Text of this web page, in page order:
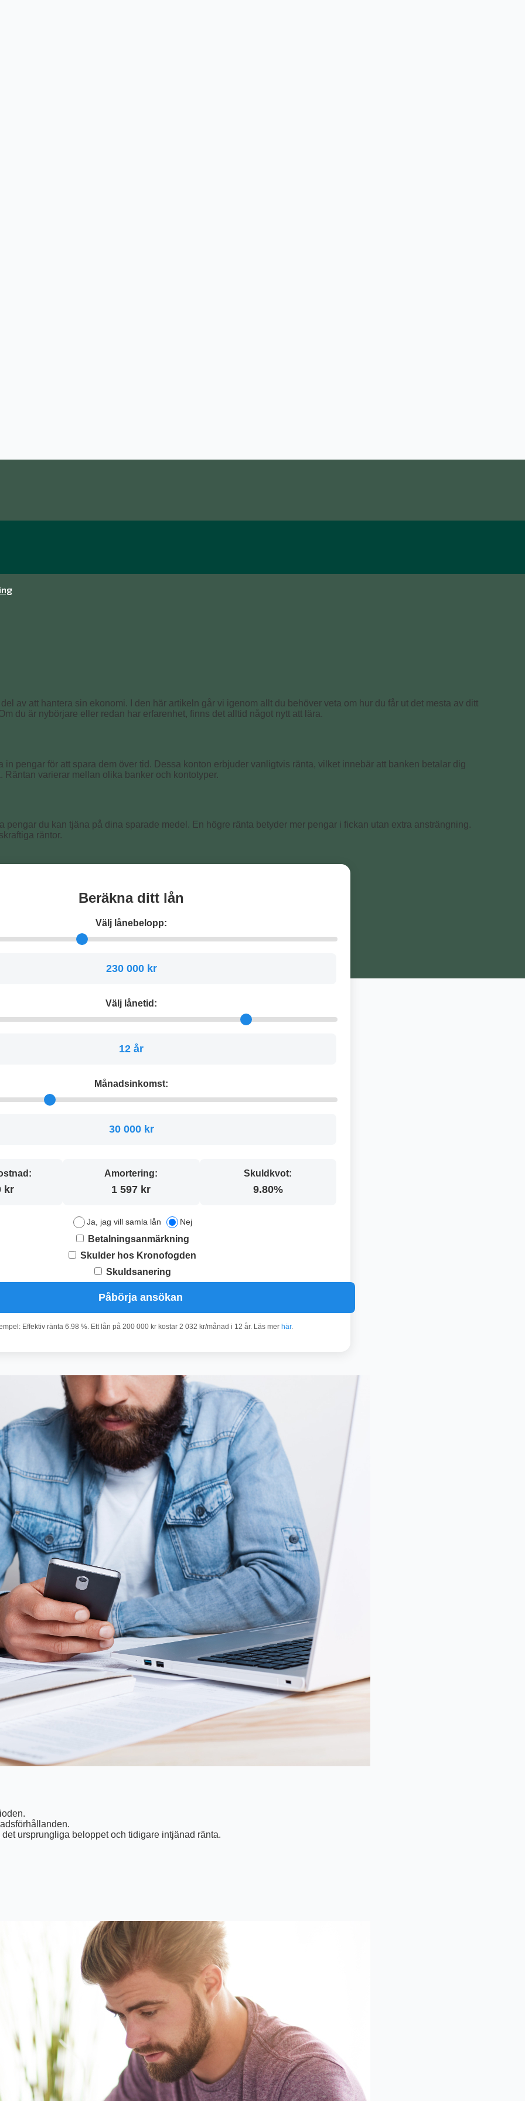
av att hantera sin ekonomi. I den här artikeln går vi igenom allt du behöver veta om hur du får ut det mesta av ditt
du är nybörjare eller redan har erfarenhet, finns det alltid något nytt att lära.
in pengar för att spara dem över tid. Dessa konton erbjuder vanligtvis ränta, vilket innebär att banken betalar dig
varierar mellan olika banker och kontotyper.
pengar du kan tjäna på dina sparade medel. En högre ränta betyder mer pengar i fickan utan extra ansträngning.
räntor.
Beräkna ditt lån
Välj lånebelopp:
230 000 kr
Välj lånetid:
12 år
Månadsinkomst:
30 000 kr
kr
Amortering:
1 597 kr
Skuldkvot:
9.80%
Ja, jag vill samla lån Nej
Betalningsanmärkning
Skulder hos Kronofogden
Skuldsanering
Påbörja ansökan
Effektiv ränta 6.98 %. Ett lån på 200 000 kr kostar 2 032 kr/månad i 12 år. Läs mer här.
ursprungliga beloppet och tidigare intjänad ränta.